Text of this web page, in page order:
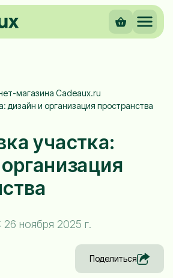
магазина Cadeaux.ru
дизайн и организация пространства
участка:
26 ноября 2025 г.
Поделиться